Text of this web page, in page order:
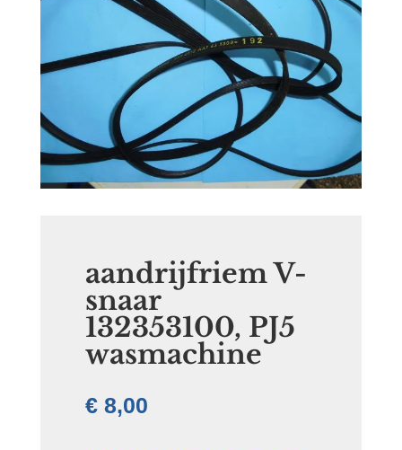
aandrijfriem V-
snaar
132353100, PJ5
wasmachine
€8,00